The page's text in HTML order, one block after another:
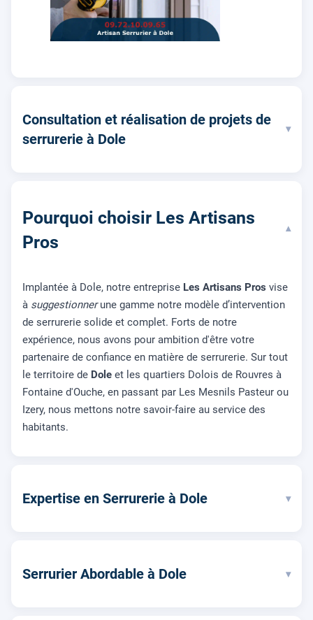
Consultation et réalisation de projets de
serrurerie à Dole
▾
Pourquoi choisir Les Artisans
Pros
▾
Implantée à Dole, notre entreprise Les Artisans Pros vise
à suggestionnerune gamme notre modèle d’intervention
de serrurerie solide et complet. Forts de notre
expérience, nous avons pour ambition d'être votre
partenaire de confiance en matière de serrurerie. Sur tout
le territoire de Dole et les quartiers Dolois de Rouvres à
Fontaine d'Ouche, en passant par Les Mesnils Pasteur ou
Izery, nous mettons notre savoir-faire au service des
habitants.
Expertise en Serrurerie à Dole ▾
Serrurier Abordable à Dole ▾